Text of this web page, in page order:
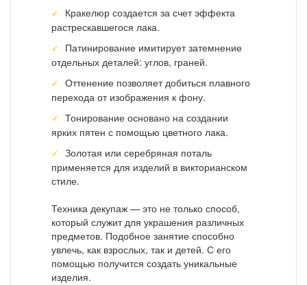
Кракелюр создается за счет эффекта
растрескавшегося лака.
Патинирование имитирует затемнение
отдельных деталей: углов, граней.
Оттенение позволяет добиться плавного
перехода от изображения к фону.
Тонирование основано на создании
ярких пятен с помощью цветного лака.
Золотая или серебряная поталь
применяется для изделий в викторианском
стиле.
Техника декупаж — это не только способ,
который служит для украшения различных
предметов. Подобное занятие способно
увлечь, как взрослых, так и детей. С его
помощью получится создать уникальные
изделия.